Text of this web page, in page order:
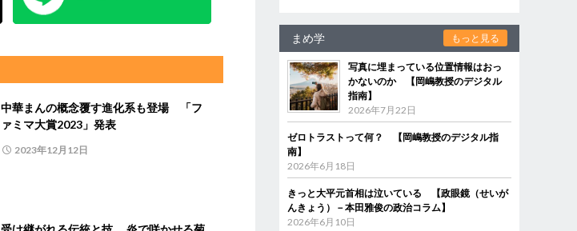
中華まんの概念覆す進化系も登場 「フ
ァミマ大賞2023」発表
2023年12月12日
まめ学 もっと見る
写真に埋まっている位置情報はおっ
かないのか 【岡嶋教授のデジタル
指南】
2026年7月22日
ゼロトラストって何？ 【岡嶋教授のデジタル指
南】
2026年6月18日
きっと大平元首相は泣いている 【政眼鏡（せいが
んきょう）－本田雅俊の政治コラム】
2026年6月10日